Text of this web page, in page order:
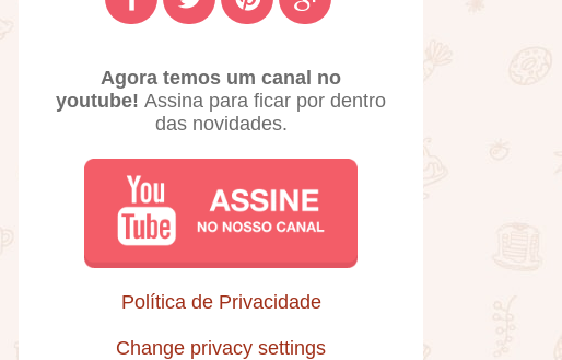
Agora temos um canal no
youtube! Assina para ficar por dentro
das novidades.
Política de Privacidade
Change privacy settings